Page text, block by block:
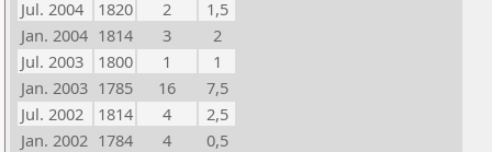
Jul. 2004
1820 2
1,5
Jan. 2004 1814 3
2
Jul. 2003
1800 1
1
Jan. 2003 1785 16
7,5
Jul. 2002
1814 4
2,5
Jan. 2002 1784 4
0,5